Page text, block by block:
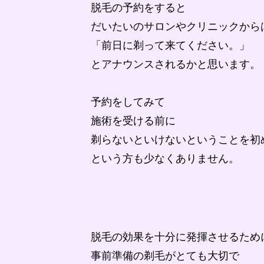
脱毛の予約をすると
だいたいのサロンやクリニックから
「前日に剃って来てください。」
とアナウンスされるかと思います。
予約をしてみて
施術を受ける前に
剃らないといけないということを初
という方も少なくありません。
脱毛の効果を十分に発揮させるため
事前準備の剃毛がとても大切で